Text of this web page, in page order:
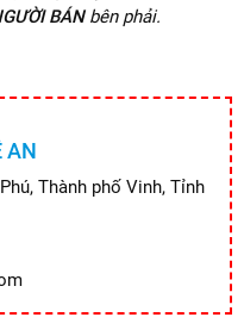
BÁNbên phải.
AN
Thành phố Vinh, Tỉnh